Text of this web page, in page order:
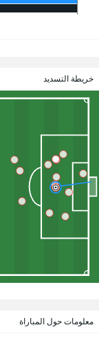
خريطة التسديد
معلومات حول المباراة